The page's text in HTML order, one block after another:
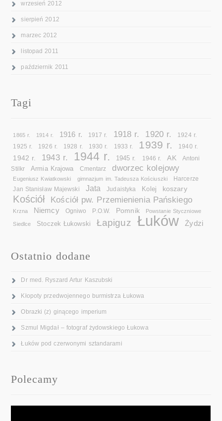
wrzesień 2012
sierpień 2012
marzec 2012
listopad 2011
październik 2011
Tagi
1865 r. 1914 r. 1916 r. 1917 r. 1918 r. 1920 r. 1924 r.
1925 r. 1926 r. 1928 r. 1930 r. 1933 r. 1939 r. 1940 r.
1942 r. 1943 r. 1944 r. 1945 r. 1946 r. AK
Antoni
Stilkr
Armia Krajowa Cmentarz dworzec kolejowy
Eugeniusz Kwiatkowski gimnazjum im. Tadeusza Kościuszki Harcerze
Jan Stanisław Majewski Jata Judaistyka Kolej koszary
Kościół Kościół pw. Przemienienia Pańskiego
Krzna Niemcy Ogniwo P.O.W. Pomnik Powstanie Styczniowe
Siedlce Stoczek Łukowski Łapiguz Łuków Żydzi
Ostatnio dodane
Dr med. Ryszard Artur Kaszubski
Kłopoty przedwojennego burmistrza Łukowa
Obrazki (z) ginącego imperium
Szmul Migdał – fotograf żydowskiego Łukowa
Łuków pod czerwonymi sztandarami
Polecamy